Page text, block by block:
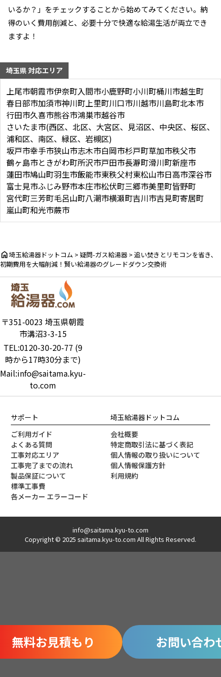
いるか？」をチェックすることから始めてみてください。納
得のいく費用削減と、必要十分で快適な給湯生活が両立でき
ますよ！
埼玉県 対応エリア
上尾市朝霞市伊奈町入間市小鹿野町小川町桶川市越生町
春日部市加須市神川町上里町川口市川越市川島町北本市
行田市久喜市熊谷市鴻巣市越谷市
さいたま市(西区、北区、大宮区、見沼区、中央区、桜区、
浦和区、南区、緑区、岩槻区)
坂戸市幸手市狭山市志木市白岡市杉戸町草加市秩父市
鶴ヶ島市ときがわ町所沢市戸田市長瀞町滑川町新座市
蓮田市鳩山町羽生市飯能市東秩父村東松山市日高市深谷市
富士見市ふじみ野市本庄市松伏町三郷市美里町皆野町
宮代町三芳町毛呂山町八潮市横瀬町吉川市吉見町寄居町
嵐山町和光市蕨市
home埼玉給湯器ドットコム > 疑問-ガス給湯器 > 追い焚きとリモコンを省き、
初期費用を大幅削減！賢い給湯器のグレードダウン交換術
〒351-0023 埼玉県朝霞
市溝沼3-3-15
TEL:0120-30-20-77 (9
時から17時30分まで)
Mail:info@saitama.kyu-
to.com
サポート
ご利用ガイド
よくある質問
工事対応エリア
工事完了までの流れ
製品保証について
標準工事費
各メーカー エラーコード
埼玉給湯器ドットコム
会社概要
特定商取引法に基づく表記
個人情報の取り扱いについて
個人情報保護方針
利用規約
info@saitama.kyu-to.com
Copyright © 2025 saitama.kyu-to.com All Rights Reserved.
無料お見積もり お問い合わ